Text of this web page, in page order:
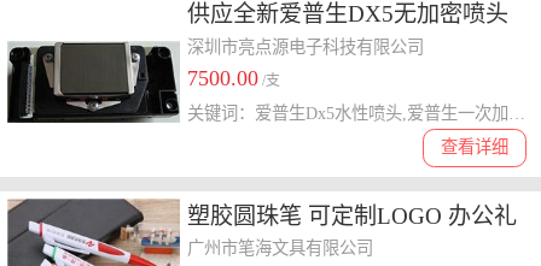
供应全新爱普生DX5无加密喷头
一次加密头二次加密头
深圳市亮点源电子科技有限公司
7500.00 /支
查看详细
塑胶圆珠笔 可定制LOGO 办公礼
品笔 扁笔 广告笔定做厂家
广州市笔海文具有限公司